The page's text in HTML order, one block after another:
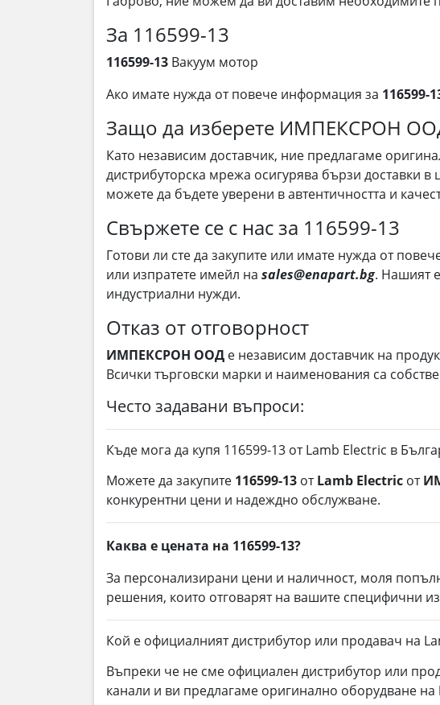
За 116599-13
116599-13 Вакуум мотор
Ако имате нужда от повече информация за 116599-
Защо да изберете ИМПЕКСРОН
Като независим доставчик, ние предлагаме
дистрибуторска мрежа осигурява бързи доставки
можете да бъдете уверени в автентичността и
Свържете се с нас за 116599-13
Готови ли сте да закупите или имате нужда от
или изпратете имейл на sales@enapart.bg. Нашият
индустриални нужди.
Отказ от отговорност
ИМПЕКСРОН ООД е независим доставчик на
Всички търговски марки и наименования са
Често задавани въпроси:
Къде мога да купя 116599-13 от Lamb Electric в
Можете да закупите 116599-13 отLamb Electric от
конкурентни цени и надеждно обслужване.
Каква е цената на 116599-13?
За персонализирани цени и наличност, моля
решения, които отговарят на вашите специфични
Кой е официалният дистрибутор или продавач на
Въпреки че не сме официален дистрибутор или
канали и ви предлагаме оригинално оборудване на